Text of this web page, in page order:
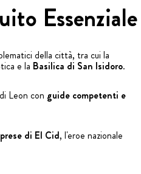
della città, tra cui la
e la Basilica di San Isidoro.
Leon con guide competenti e
di El Cid, l'eroe nazionale